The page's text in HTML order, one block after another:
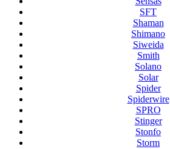
SFT
Shaman
Shimano
Siweida
Smith
Solano
Solar
Spider
Spiderwire
SPRO
Stinger
Stonfo
Storm